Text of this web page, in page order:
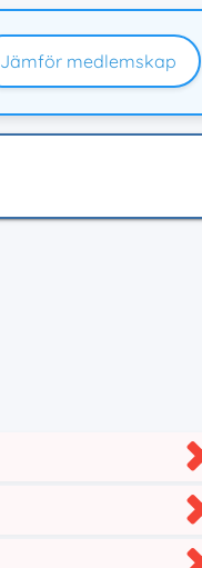
Jämför medlemskap